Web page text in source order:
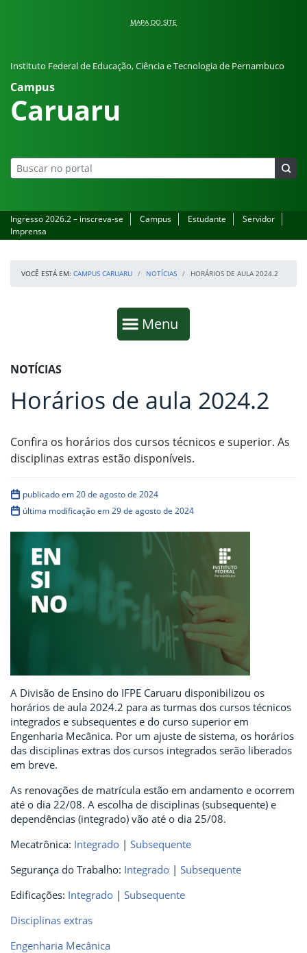
MAPA DO SITE
Instituto Federal de Educação, Ciência e Tecnologia de Pernambuco
Campus
Caruaru
Ingresso 2026.2 – inscreva-se Campus Estudante
Servidor
Imprensa
VOCÊ ESTÁ EM: CAMPUS CARUARU NOTÍCIAS HORÁRIOS DE AULA 2024.2
Mostrar
Menu
Fim da navegação
Início do conteúdo
NOTÍCIAS
Horários de aula 2024.2
Confira os horários dos cursos técnicos e superior. As
disciplinas extras estão disponíveis.
publicado em 20 de agosto de 2024
última modificação em 29 de agosto de 2024
A Divisão de Ensino do IFPE Caruaru disponibilizou os
horários de aula 2024.2 para as turmas dos cursos técnicos
integrados e subsequentes e do curso superior em
Engenharia Mecânica. Por um ajuste de sistema, os horários
das disciplinas extras dos cursos integrados serão liberados
em breve.
As renovações de matrícula estão em andamento e ocorrem
até o dia 22/08. A escolha de disciplinas (subsequente) e
dependências (integrado) vão até o dia 25/08.
Mecatrônica: Integrado | Subsequente
Segurança do Trabalho: Integrado | Subsequente
Edificações: Integrado | Subsequente
Disciplinas extras
Engenharia Mecânica